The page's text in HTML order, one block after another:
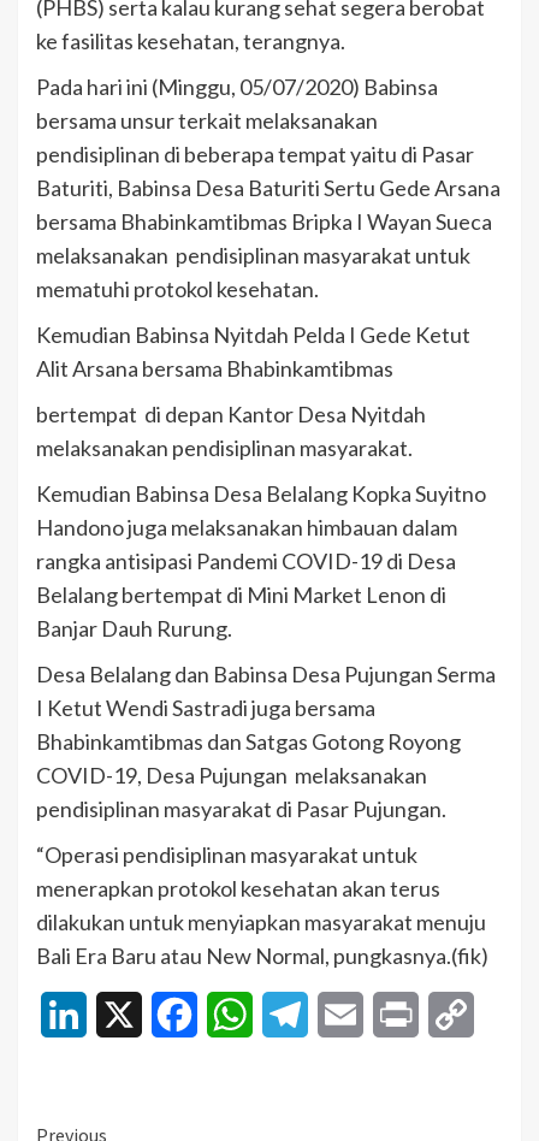
(PHBS) serta kalau kurang sehat segera berobat
ke fasilitas kesehatan, terangnya.
Pada hari ini (Minggu, 05/07/2020) Babinsa
bersama unsur terkait melaksanakan
pendisiplinan di beberapa tempat yaitu di Pasar
Baturiti, Babinsa Desa Baturiti Sertu Gede Arsana
bersama Bhabinkamtibmas Bripka I Wayan Sueca
melaksanakan pendisiplinan masyarakat untuk
mematuhi protokol kesehatan.
Kemudian Babinsa Nyitdah Pelda I Gede Ketut
Alit Arsana bersama Bhabinkamtibmas
bertempat di depan Kantor Desa Nyitdah
melaksanakan pendisiplinan masyarakat.
Kemudian Babinsa Desa Belalang Kopka Suyitno
Handono juga melaksanakan himbauan dalam
rangka antisipasi Pandemi COVID-19 di Desa
Belalang bertempat di Mini Market Lenon di
Banjar Dauh Rurung.
Desa Belalang dan Babinsa Desa Pujungan Serma
I Ketut Wendi Sastradi juga bersama
Bhabinkamtibmas dan Satgas Gotong Royong
COVID-19, Desa Pujungan melaksanakan
pendisiplinan masyarakat di Pasar Pujungan.
“Operasi pendisiplinan masyarakat untuk
menerapkan protokol kesehatan akan terus
dilakukan untuk menyiapkan masyarakat menuju
Bali Era Baru atau New Normal, pungkasnya.(fik)
LinkedIn FacebookWhatsAppTelegramEmail Print
Previous